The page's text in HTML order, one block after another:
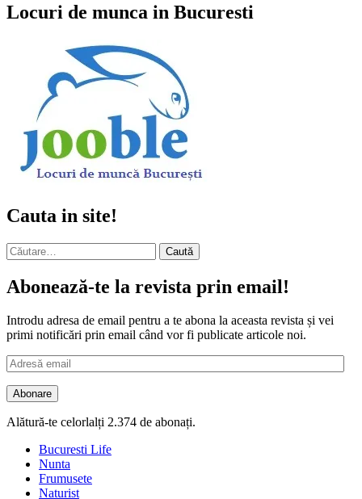
Locuri de munca in Bucuresti
Cauta in site!
Caută
după:
Abonează-te la revista prin email!
Introdu adresa de email pentru a te abona la aceasta revista și vei
primi notificări prin email când vor fi publicate articole noi.
Adresă
email
Abonare
Alătură-te celorlalți 2.374 de abonați.
Bucuresti Life
Nunta
Frumusete
Naturist